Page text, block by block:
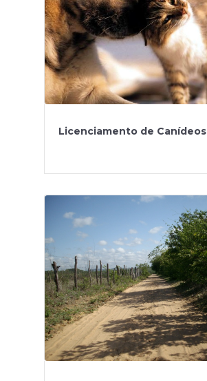
Licenciamento de Canídeos